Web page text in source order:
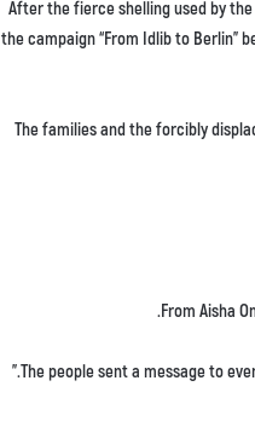
After the fierce shelling used by
the campaign “From Idlib to Berlin”
The families and the forcibly
From Aisha
The people sent a message to